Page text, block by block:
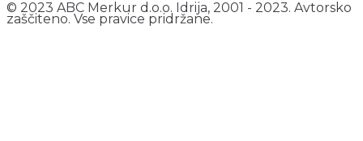
© 2023 ABC Merkur d.o.o. Idrija, 2001 - 2023. Avtorsko
zaščiteno. Vse pravice pridržane.